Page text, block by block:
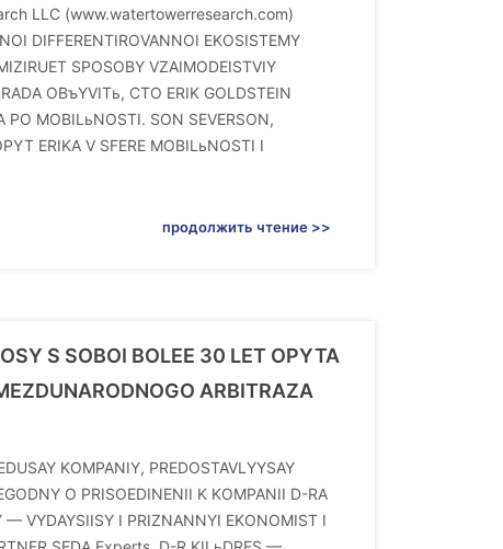
LLC (www.watertowerresearch.com)
DIFFERENTIROVANNOI EKOSISTEMY
SPOSOBY VZAIMODEISTVIY
OBъYVITь, CTO ERIK GOLDSTEIN
PO MOBILьNOSTI. SON SEVERSON,
ERIKA V SFERE MOBILьNOSTI I
продолжить чтение >>
S SOBOI BOLEE 30 LET OPYTA
ARBITRAZA
KOMPANIY, PREDOSTAVLYYSAY
O PRISOEDINENII K KOMPANII D-RA
— VYDAYSIISY I PRIZNANNYI EKONOMIST I